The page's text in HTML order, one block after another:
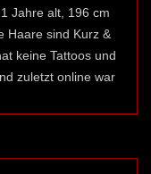
Jahre alt, 196 cm
Haare sind Kurz &
keine Tattoos und
zuletzt online war